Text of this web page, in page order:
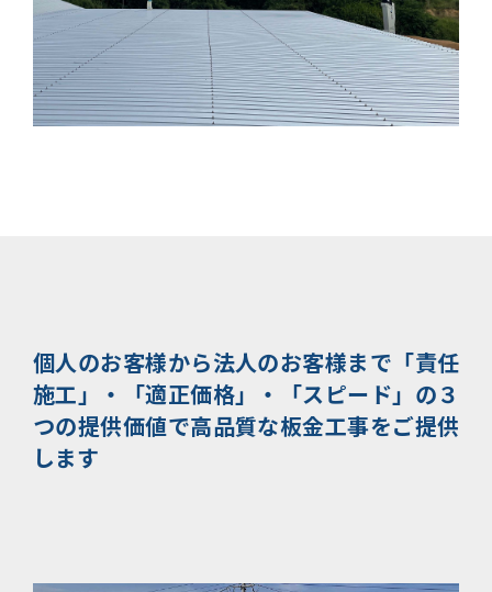
個人のお客様から法人のお客様まで 「責任
施工」・「適正価格」・「スピード」の３
つの提供価値で高品質な板金工事をご提供
します